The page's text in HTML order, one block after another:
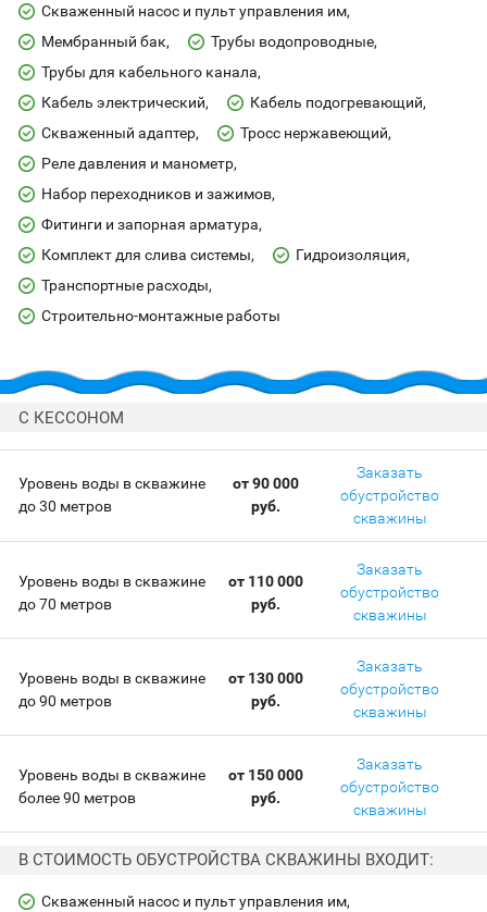
Скваженный насос и пульт управления им
Мембранный бак
Трубы водопроводные
Трубы для кабельного канала
Кабель электрический
Кабель подогревающий
Скваженный адаптер
Тросс нержавеющий
Реле давления и манометр
Набор переходников и зажимов
Фитинги и запорная арматура
Комплект для слива системы
Гидроизоляция
Транспортные расходы
Строительно-монтажные работы
С КЕССОНОМ
Уровень воды в скважине
до 30 метров
от 90 000
руб.
Заказать
обустройство
скважины
Уровень воды в скважине
до 70 метров
от 110 000
руб.
Заказать
обустройство
скважины
Уровень воды в скважине
до 90 метров
от 130 000
руб.
Заказать
обустройство
скважины
Уровень воды в скважине
более 90 метров
от 150 000
руб.
Заказать
обустройство
скважины
В СТОИМОСТЬ ОБУСТРОЙСТВА СКВАЖИНЫ ВХОДИТ:
Скваженный насос и пульт управления им